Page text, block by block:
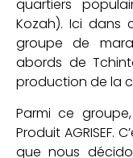
quartiers
Kozah). Ici dans
groupe de
abords de
production de la
Parmi ce groupe,
Produit AGRISEF.
que nous